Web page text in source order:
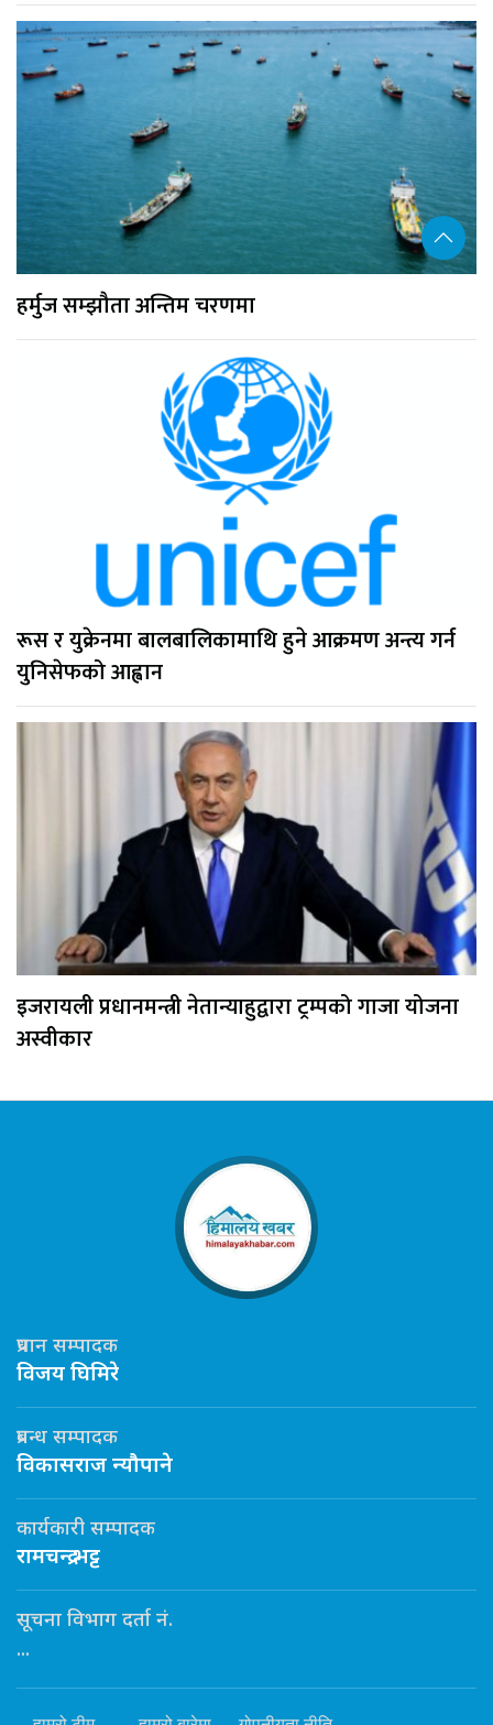
हर्मुज सम्झौता अन्तिम चरणमा
रूस र युक्रेनमा बालबालिकामाथि हुने आक्रमण अन्त्य गर्न
युनिसेफको आह्वान
इजरायली प्रधानमन्त्री नेतान्याहुद्वारा ट्रम्पको गाजा योजना
अस्वीकार
प्रधान सम्पादक
विजय घिमिरे
प्रबन्ध सम्पादक
विकासराज न्यौपाने
कार्यकारी सम्पादक
रामचन्द्र भट्ट
सूचना विभाग दर्ता नं.
...